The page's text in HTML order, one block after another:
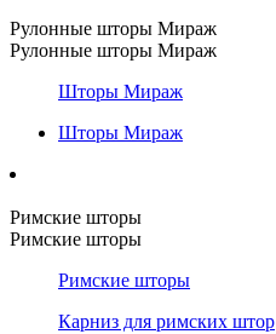
Рулонные шторы Мираж
Рулонные шторы Мираж
Шторы Мираж
Шторы Мираж
Римские шторы
Римские шторы
Римские шторы
Карниз для римских штор